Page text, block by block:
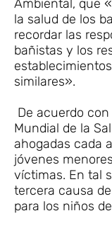
Ambiental, que
la salud de los
recordar las
bañistas y los
similares».
De acuerdo
Mundial de la
ahogadas cada
jóvenes
víctimas. En tal
tercera causa
para los niños